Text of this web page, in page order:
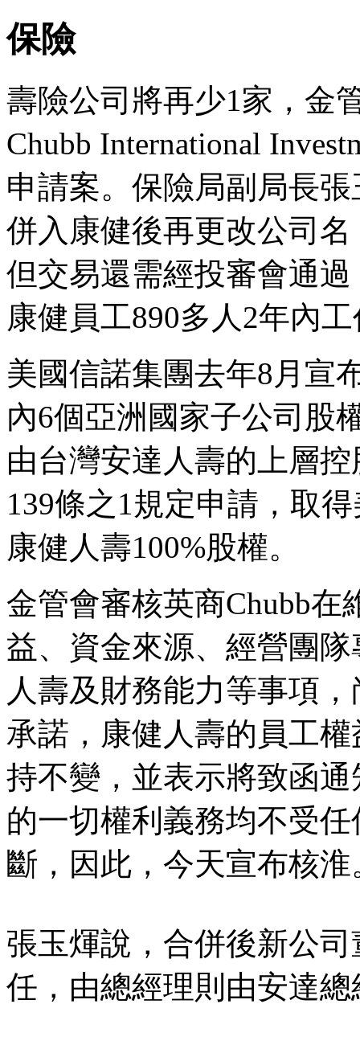
保險
壽險公司將再少1家，金
Chubb International
申請案。保險局副局長
併入康健後再更改公司
但交易還需經投審會通
康健員工890多人2年內
美國信諾集團去年8月宣
內6個亞洲國家子公司股
由台灣安達人壽的上層
139條之1規定申請，取
康健人壽100%股權。
金管會審核英商Chubb
益、資金來源、經營團
人壽及財務能力等事項
承諾，康健人壽的員工
持不變，並表示將致函
的一切權利義務均不受
斷，因此，今天宣布核淮
張玉煇說，合併後新公
任，由總經理則由安達